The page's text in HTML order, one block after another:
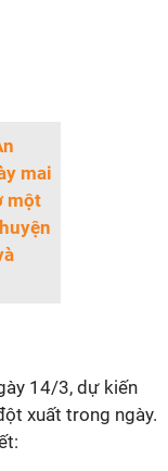
mai
một
14/3, dự kiến
xuất trong ngày.